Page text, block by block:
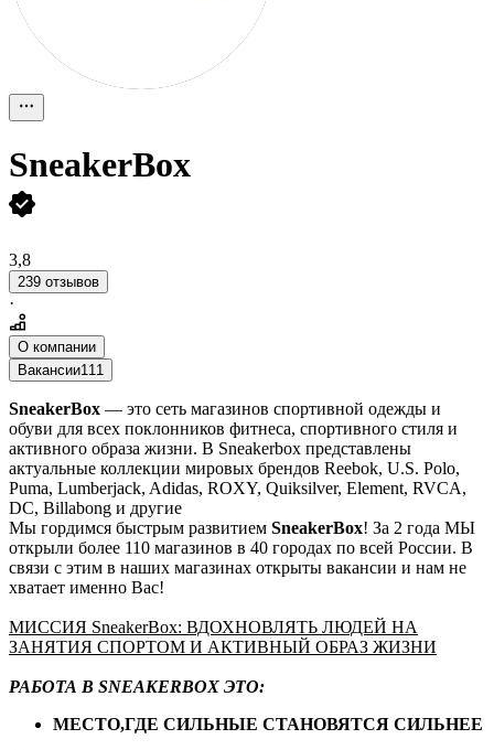
SneakerBox
3,8
239 отзывов
·
О компании
Вакансии111
SneakerBox — это сеть магазинов спортивной одежды и
обуви для всех поклонников фитнеса, спортивного стиля и
активного образа жизни. В Sneakerbox представлены
актуальные коллекции мировых брендов Reebok, U.S. Polo,
Puma, Lumberjack, Adidas, ROXY, Quiksilver, Element, RVCA,
DC, Billabong и другие
Мы гордимся быстрым развитием SneakerBox! За 2 года МЫ
открыли более 110 магазинов в 40 городах по всей России. В
связи с этим в наших магазинах открыты вакансии и нам не
хватает именно Вас!
МИССИЯ SneakerBox: ВДОХНОВЛЯТЬ ЛЮДЕЙ НА
ЗАНЯТИЯ СПОРТОМ И АКТИВНЫЙ ОБРАЗ ЖИЗНИ
РАБОТА В SNEAKERBOX ЭТО:
МЕСТО,ГДЕ СИЛЬНЫЕ СТАНОВЯТСЯ СИЛЬНЕЕ